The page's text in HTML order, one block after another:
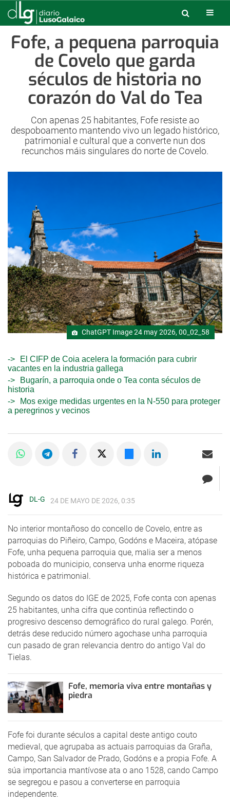
Fofe, a pequena parroquia
de Covelo que garda
séculos de historia no
corazón do Val do Tea
Con apenas 25 habitantes, Fofe resiste ao
despoboamento mantendo vivo un legado histórico,
patrimonial e cultural que a converte nun dos
recunchos máis singulares do norte de Covelo.
ChatGPT Image 24 may 2026, 00_02_58
El CIFP de Coia acelera la formación para cubrir
vacantes en la industria gallega
Bugarín, a parroquia onde o Tea conta séculos de
historia
Mos exige medidas urgentes en la N-550 para proteger
a peregrinos y vecinos
DL-G 24 DE MAYO DE 2026, 0:35
No interior montañoso do concello de Covelo, entre as
parroquias do Piñeiro, Campo, Godóns e Maceira, atópase
Fofe, unha pequena parroquia que, malia ser a menos
poboada do municipio, conserva unha enorme riqueza
histórica e patrimonial.
Segundo os datos do IGE de 2025, Fofe conta con apenas
25 habitantes, unha cifra que continúa reflectindo o
progresivo descenso demográfico do rural galego. Porén,
detrás dese reducido número agochase unha parroquia
cun pasado de gran relevancia dentro do antigo Val do
Tielas.
Fofe, memoria viva entre montañas y
piedra
Fofe foi durante séculos a capital deste antigo couto
medieval, que agrupaba as actuais parroquias da Graña,
Campo, San Salvador de Prado, Godóns e a propia Fofe. A
súa importancia mantívose ata o ano 1528, cando Campo
se segregou e pasou a converterse en parroquia
independente.